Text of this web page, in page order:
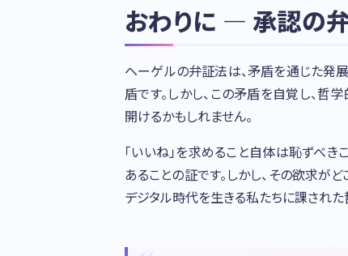
おわりに — 承認の
ヘーゲルの弁証法は、矛盾を通じた発
盾です。しかし、この矛盾を自覚し、哲
開けるかもしれません。
「いいね」を求めること自体は恥ずべ
あることの証です。しかし、その欲求が
デジタル時代を生きる私たちに課された